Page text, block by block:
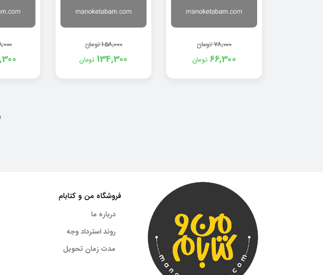
78,000تومان
66,300 تومان
158,000تومان
134,300 تومان
فروشگاه من و کتابام
درباره ما
روند استرداد وجه
مدت زمان تحویل